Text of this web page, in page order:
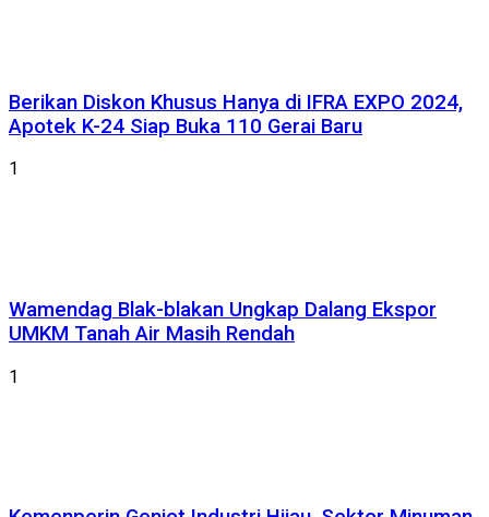
Berikan Diskon Khusus Hanya di IFRA EXPO 2024,
Apotek K-24 Siap Buka 110 Gerai Baru
1
Wamendag Blak-blakan Ungkap Dalang Ekspor
UMKM Tanah Air Masih Rendah
1